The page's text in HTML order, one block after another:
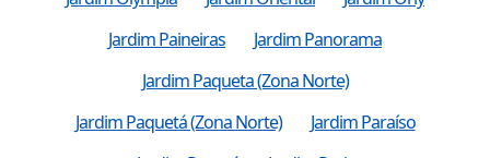
Jardim Paineiras
Jardim Panorama
Jardim Paqueta (Zona Norte)
Jardim Paquetá (Zona Norte)
Jardim Paraíso